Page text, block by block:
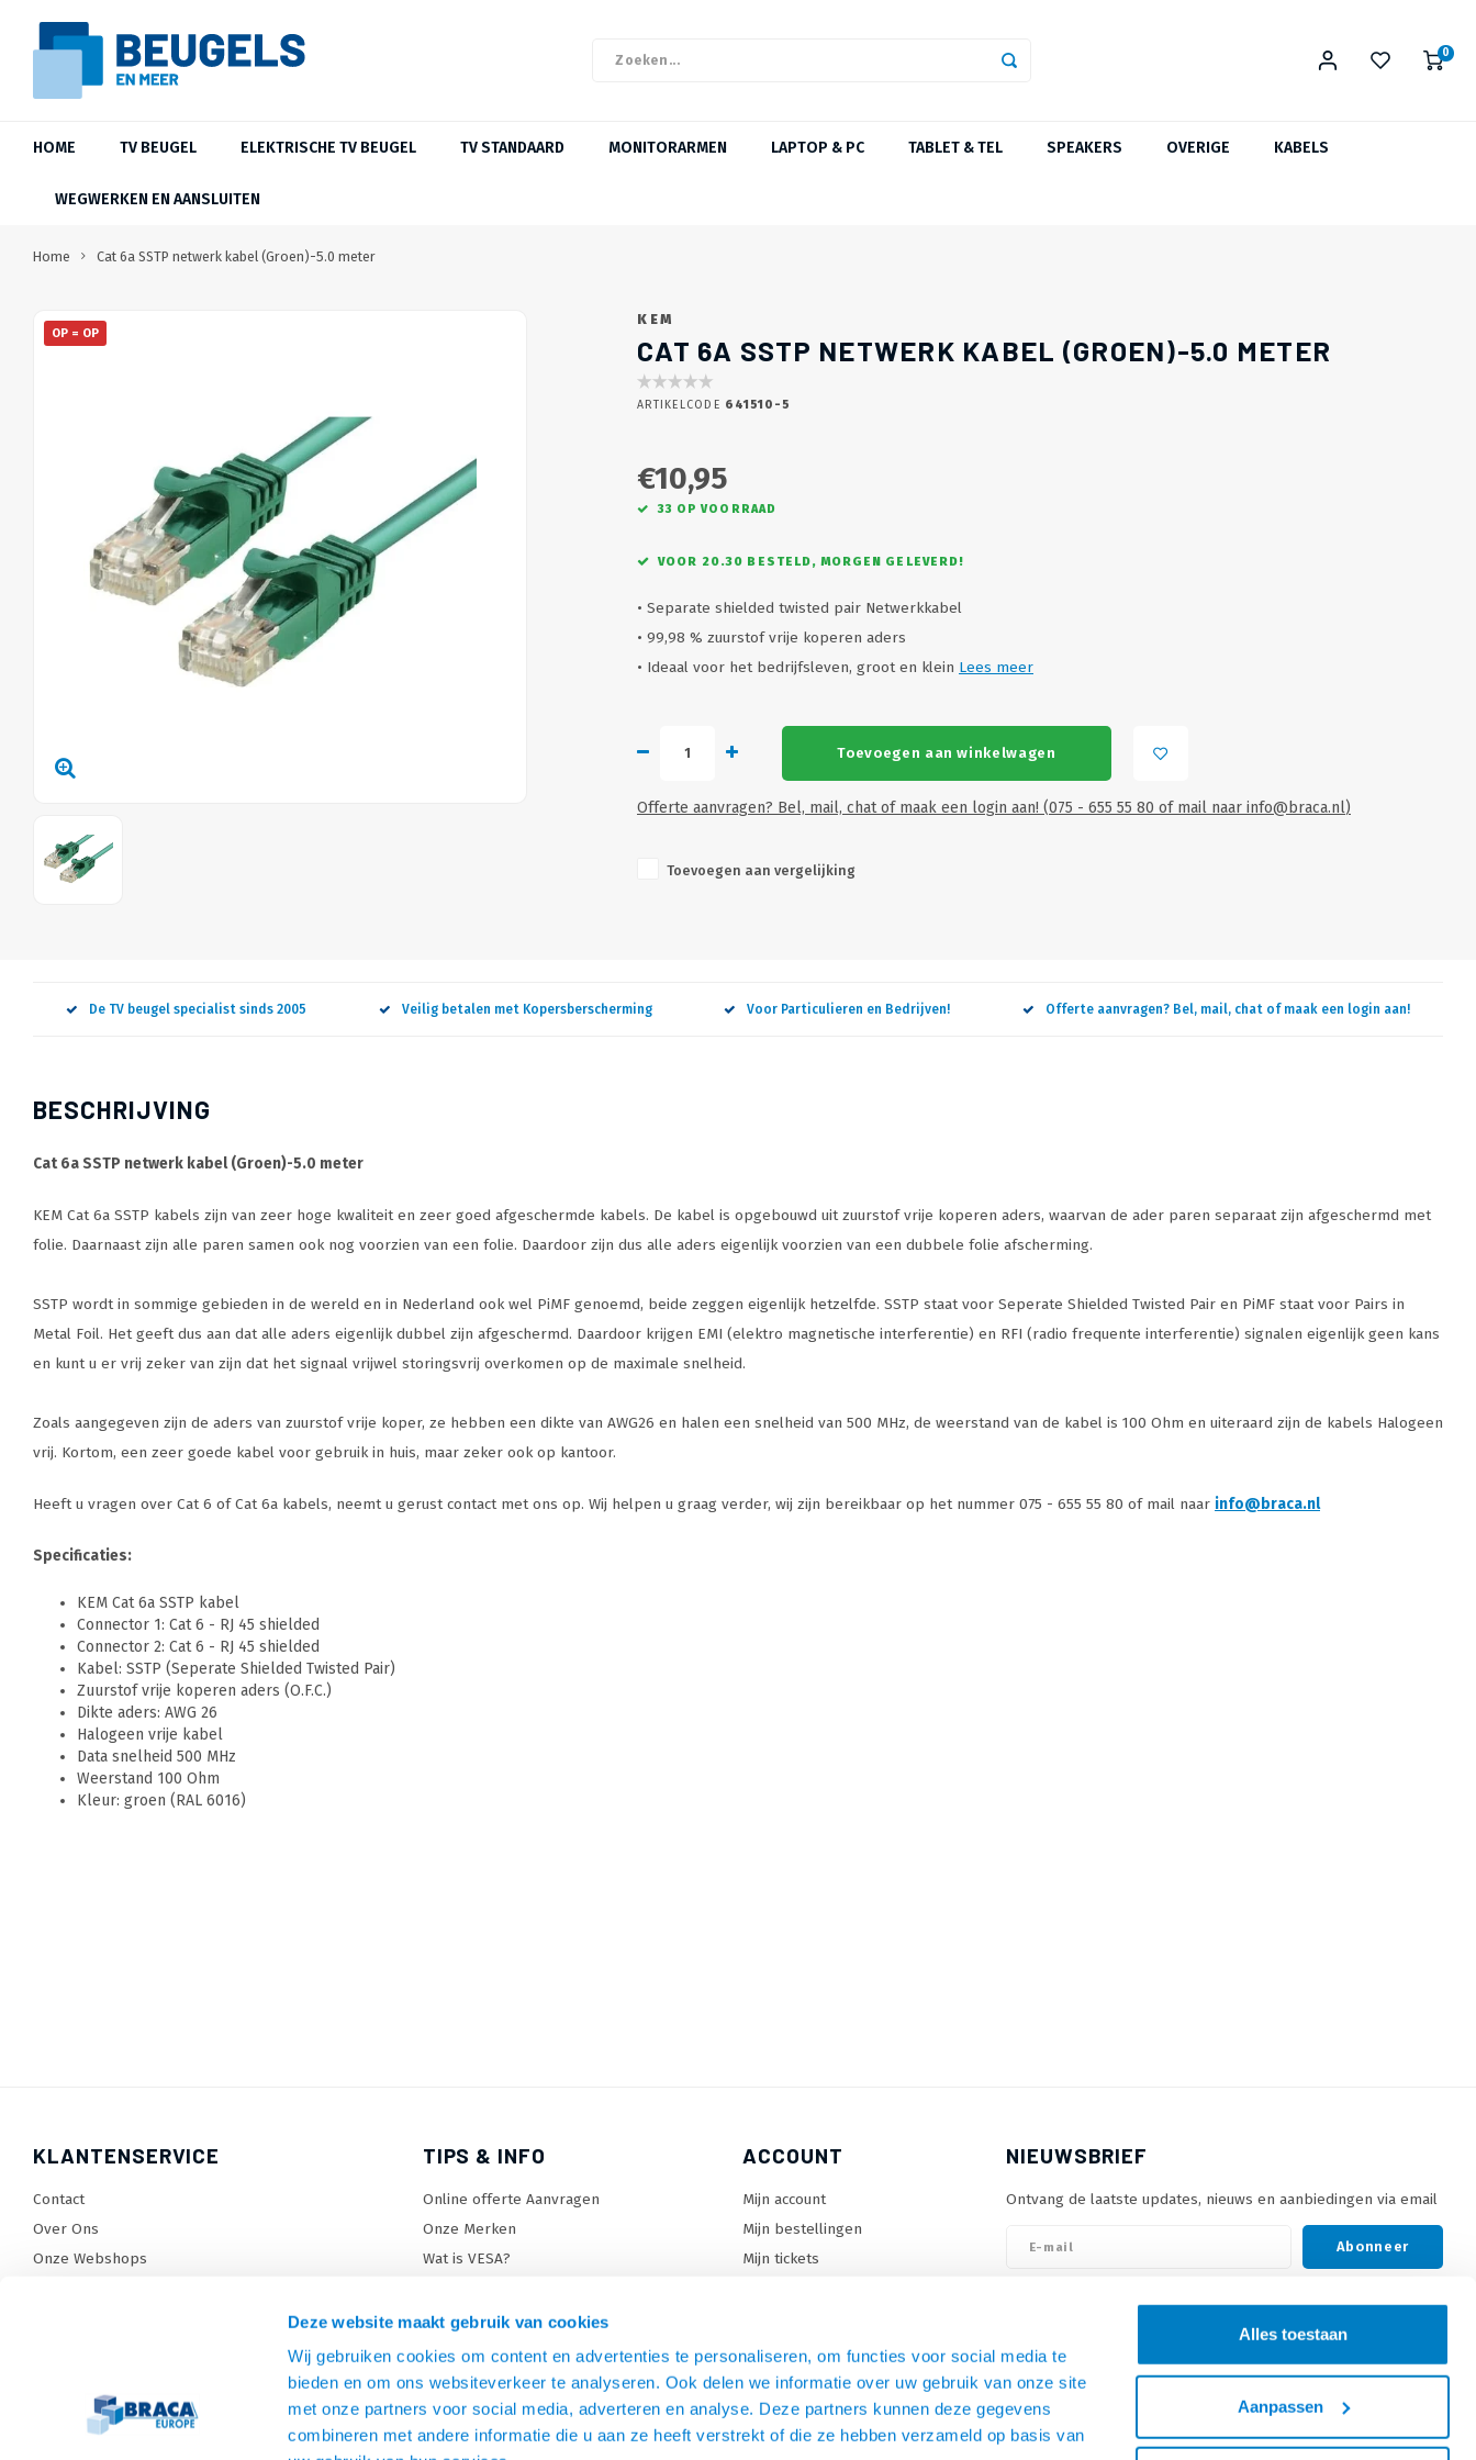
Deze website maakt gebruik van cookies
Wij gebruiken cookies om content en advertenties te personaliseren, om functies voor social media te
bieden en om ons websiteverkeer te analyseren. Ook delen we informatie over uw gebruik van onze site
met onze partners voor social media, adverteren en analyse. Deze partners kunnen deze gegevens
combineren met andere informatie die u aan ze heeft verstrekt of die ze hebben verzameld op basis van
Alles toestaan
Aanpassen
0
HOME TV BEUGEL ELEKTRISCHE TV BEUGEL TV STANDAARD MONITORARMEN LAPTOP & PC TABLET & TEL SPEAKERS OVERIGE KABELS
WEGWERKEN EN AANSLUITEN
Home Cat 6a SSTP netwerk kabel (Groen)-5.0 meter
OP = OP
KEM
CAT 6A SSTP NETWERK KABEL (GROEN)-5.0 METER
ARTIKELCODE 641510-5
€10,95
33 OP VOORRAAD
VOOR 20.30 BESTELD, MORGEN GELEVERD!
• Separate shielded twisted pair Netwerkkabel
• 99,98 % zuurstof vrije koperen aders
• Ideaal voor het bedrijfsleven, groot en klein Lees meer
Toevoegen aan winkelwagen
Offerte aanvragen? Bel, mail, chat of maak een login aan! (075 - 655 55 80 of mail naar info@braca.nl)
Toevoegen aan vergelijking
De TV beugel specialist sinds 2005 Veilig betalen met Kopersberscherming Voor Particulieren en Bedrijven! Offerte aanvragen? Bel, mail, chat of maak een login aan!
BESCHRIJVING
Cat 6a SSTP netwerk kabel (Groen)-5.0 meter
KEM Cat 6a SSTP kabels zijn van zeer hoge kwaliteit en zeer goed afgeschermde kabels. De kabel is opgebouwd uit zuurstof vrije koperen aders, waarvan de ader paren separaat zijn afgeschermd met
folie. Daarnaast zijn alle paren samen ook nog voorzien van een folie. Daardoor zijn dus alle aders eigenlijk voorzien van een dubbele folie afscherming.
SSTP wordt in sommige gebieden in de wereld en in Nederland ook wel PiMF genoemd, beide zeggen eigenlijk hetzelfde. SSTP staat voor Seperate Shielded Twisted Pair en PiMF staat voor Pairs in
Metal Foil. Het geeft dus aan dat alle aders eigenlijk dubbel zijn afgeschermd. Daardoor krijgen EMI (elektro magnetische interferentie) en RFI (radio frequente interferentie) signalen eigenlijk geen kans
en kunt u er vrij zeker van zijn dat het signaal vrijwel storingsvrij overkomen op de maximale snelheid.
Zoals aangegeven zijn de aders van zuurstof vrije koper, ze hebben een dikte van AWG26 en halen een snelheid van 500 MHz, de weerstand van de kabel is 100 Ohm en uiteraard zijn de kabels Halogeen
vrij. Kortom, een zeer goede kabel voor gebruik in huis, maar zeker ook op kantoor.
Heeft u vragen over Cat 6 of Cat 6a kabels, neemt u gerust contact met ons op. Wij helpen u graag verder, wij zijn bereikbaar op het nummer 075 - 655 55 80 of mail naar info@braca.nl
Specificaties:
KEM Cat 6a SSTP kabel
Connector 1: Cat 6 - RJ 45 shielded
Connector 2: Cat 6 - RJ 45 shielded
Kabel: SSTP (Seperate Shielded Twisted Pair)
Zuurstof vrije koperen aders (O.F.C.)
Dikte aders: AWG 26
Halogeen vrije kabel
Data snelheid 500 MHz
Weerstand 100 Ohm
Kleur: groen (RAL 6016)
KLANTENSERVICE
Contact
Over Ons
Onze Webshops
Betaalmethoden en voorwaarden
Privacy policy
TIPS & INFO
Online offerte Aanvragen
Onze Merken
Wat is VESA?
TV standaard keuzehulp
TV lift keuzehulp
Monitorarm keuzehulp
SiteMap
ACCOUNT
Mijn account
Mijn bestellingen
Mijn tickets
NIEUWSBRIEF
Ontvang de laatste updates, nieuws en aanbiedingen via email
Abonneer